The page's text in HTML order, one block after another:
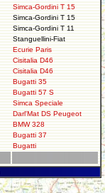
Simca-Gordini T 15
Simca-Gordini T 15
Simca-Gordini T 11
Stanguellini-Fiat
Ecurie Paris
Cisitalia D46
Cisitalia D46
Bugatti 35
Bugatti 57 S
Simca Speciale
Darl'Mat DS Peugeot
BMW 328
Bugatti 37
Bugatti